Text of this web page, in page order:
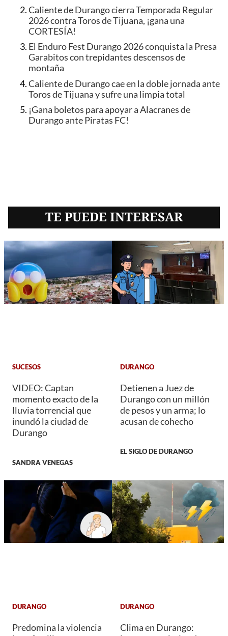
Caliente de Durango cierra Temporada Regular
2026 contra Toros de Tijuana, ¡gana una
CORTESÍA!
El Enduro Fest Durango 2026 conquista la Presa
Garabitos con trepidantes descensos de
montaña
Caliente de Durango cae en la doble jornada ante
Toros de Tijuana y sufre una limpia total
¡Gana boletos para apoyar a Alacranes de
Durango ante Piratas FC!
TE PUEDE INTERESAR
SUCESOS
VIDEO: Captan
momento exacto de la
lluvia torrencial que
inundó la ciudad de
Durango
SANDRA VENEGAS
DURANGO
Detienen a Juez de
Durango con un millón
de pesos y un arma; lo
acusan de cohecho
EL SIGLO DE DURANGO
DURANGO
Predomina la violencia
DURANGO
Clima en Durango: